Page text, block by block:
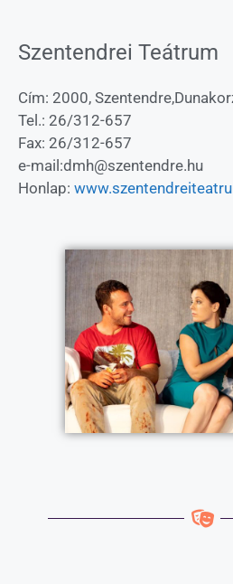
Szentendrei Teátrum
Cím: 2000,
Tel.: 26/312-657
Fax: 26/312-657
e-mail:dmh@szentendre.hu
Honlap: